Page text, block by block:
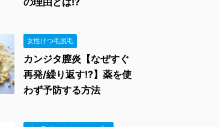
女性けつ毛脱毛
カンジタ膣炎【なぜすぐ
再発/繰り返す!?】薬を使
わず予防する方法